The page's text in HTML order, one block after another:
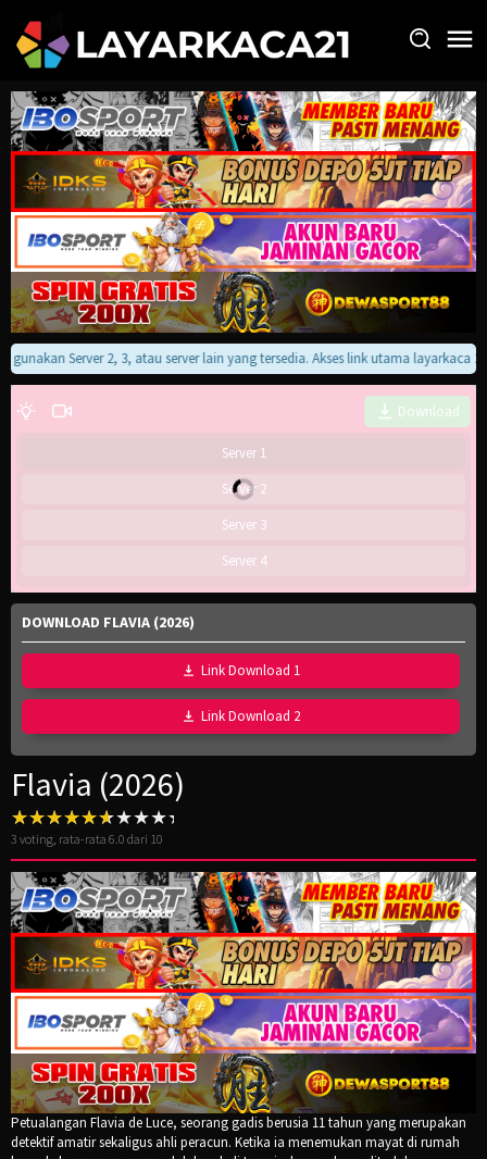
konten
Server 2, 3, atau server lain yang tersedia. Akses link utama layarkaca
Download
Server 1
Server 2
Server 3
Server 4
DOWNLOAD FLAVIA (2026)
Link Download 1
Link Download 2
Flavia (2026)
3 voting, rata-rata 6.0 dari 10
Petualangan Flavia de Luce, seorang gadis berusia 11 tahun yang merupakan
detektif amatir sekaligus ahli peracun. Ketika ia menemukan mayat di rumah